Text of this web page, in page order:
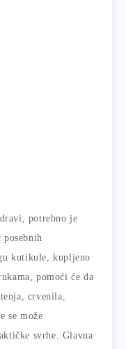
potrebno je
kutikule, kupljeno
pomoći će da
crvenila,
se može
svrhe. Glavna